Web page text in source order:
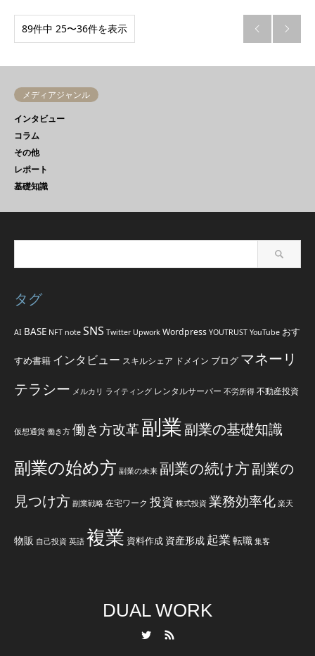
89件中 25〜36件を表示  
メディアジャンル
インタビュー
コラム
その他
レポート
基礎知識
タグ
AI BASE NFT note SNS Twitter Upwork Wordpress YOUTRUST YouTube おす
すめ書籍 インタビュー スキルシェア ドメイン ブログ マネーリ
テラシー メルカリ ライティング レンタルサーバー 不労所得 不動産投資
仮想通貨 働き方 働き方改革副業副業の基礎知識
副業の始め方 副業の未来 副業の続け方副業の
見つけ方 副業戦略 在宅ワーク 投資 株式投資 業務効率化 楽天
物販 自己投資 英語 複業 資料作成 資産形成 起業 転職 集客
DUAL WORK